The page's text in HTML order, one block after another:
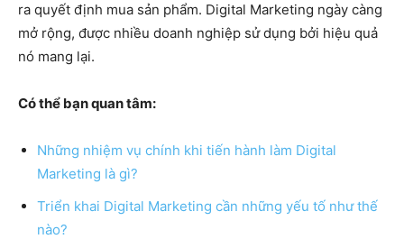
ra quyết định mua sản phẩm. Digital Marketing ngày càng
mở rộng, được nhiều doanh nghiệp sử dụng bởi hiệu quả
nó mang lại.
Có thể bạn quan tâm:
Những nhiệm vụ chính khi tiến hành làm Digital
Marketing là gì?
Triển khai Digital Marketing cần những yếu tố như thế
nào?